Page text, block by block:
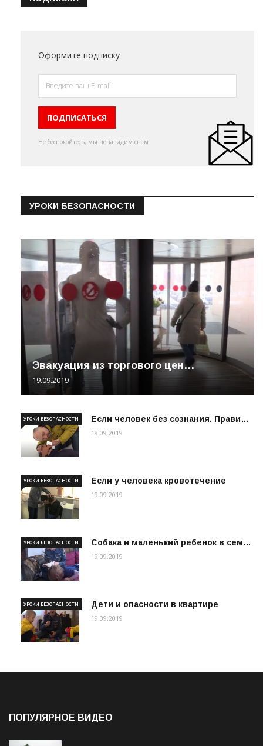
Оформите подписку
Не беспокойтесь, мы ненавидим спам
УРОКИ БЕЗОПАСНОСТИ
Эвакуация из торгового цен…
19.09.2019
Если человек без сознания. Прави…
УРОКИ БЕЗОПАСНОСТИ
19.09.2019
Если у человека кровотечение
УРОКИ БЕЗОПАСНОСТИ
19.09.2019
Собака и маленький ребенок в сем…
УРОКИ БЕЗОПАСНОСТИ
19.09.2019
Дети и опасности в квартире
УРОКИ БЕЗОПАСНОСТИ
19.09.2019
ПОПУЛЯРНОЕ ВИДЕО